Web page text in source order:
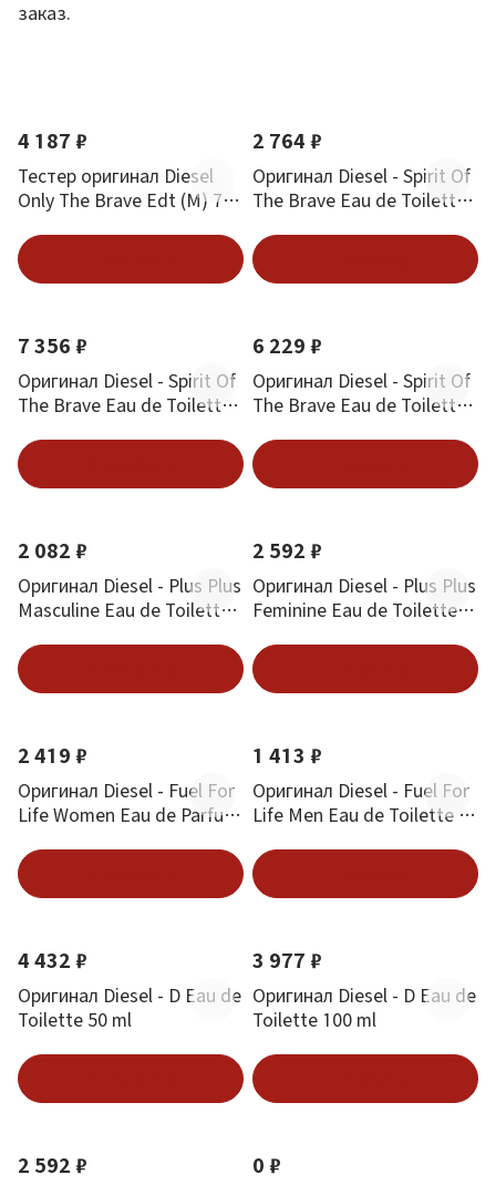
заказ.
4 187 ₽
Тестер оригинал Diesel
Only The Brave Edt (M) 75
2 764 ₽
Оригинал Diesel - Spirit Of
The Brave Eau de Toilette
7 356 ₽
Оригинал Diesel - Spirit Of
The Brave Eau de Toilette
6 229 ₽
Оригинал Diesel - Spirit Of
The Brave Eau de Toilette
2 082 ₽
Оригинал Diesel - Plus Plus
Masculine Eau de Toilette
2 592 ₽
Оригинал Diesel - Plus Plus
Feminine Eau de Toilette
2 419 ₽
Оригинал Diesel - Fuel For
Life Women Eau de Parfum
1 413 ₽
Оригинал Diesel - Fuel For
Life Men Eau de Toilette 50
4 432 ₽
Оригинал Diesel - D Eau de
Toilette 50 ml
3 977 ₽
Оригинал Diesel - D Eau de
Toilette 100 ml
2 592 ₽ 0 ₽